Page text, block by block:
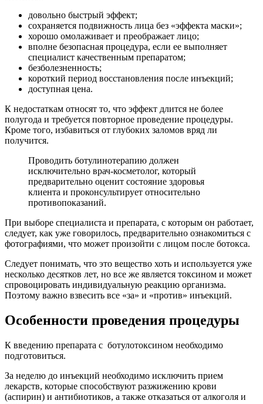
довольно быстрый эффект;
сохраняется подвижность лица без «эффекта маски»;
хорошо омолаживает и преображает лицо;
вполне безопасная процедура, если ее выполняет
специалист качественным препаратом;
безболезненность;
короткий период восстановления после инъекций;
доступная цена.
К недостаткам относят то, что эффект длится не более
полугода и требуется повторное проведение процедуры.
Кроме того, избавиться от глубоких заломов вряд ли
получится.
Проводить ботулинотерапию должен
исключительно врач-косметолог, который
предварительно оценит состояние здоровья
клиента и проконсультирует относительно
противопоказаний.
При выборе специалиста и препарата, с которым он работает,
следует, как уже говорилось, предварительно ознакомиться с
фотографиями, что может произойти с лицом после ботокса.
Следует понимать, что это вещество хоть и используется уже
несколько десятков лет, но все же является токсином и может
спровоцировать индивидуальную реакцию организма.
Поэтому важно взвесить все «за» и «против» инъекций.
Особенности проведения процедуры
К введению препарата с ботулотоксином необходимо
подготовиться.
За неделю до инъекций необходимо исключить прием
лекарств, которые способствуют разжижению крови
(аспирин) и антибиотиков, а также отказаться от алкоголя и